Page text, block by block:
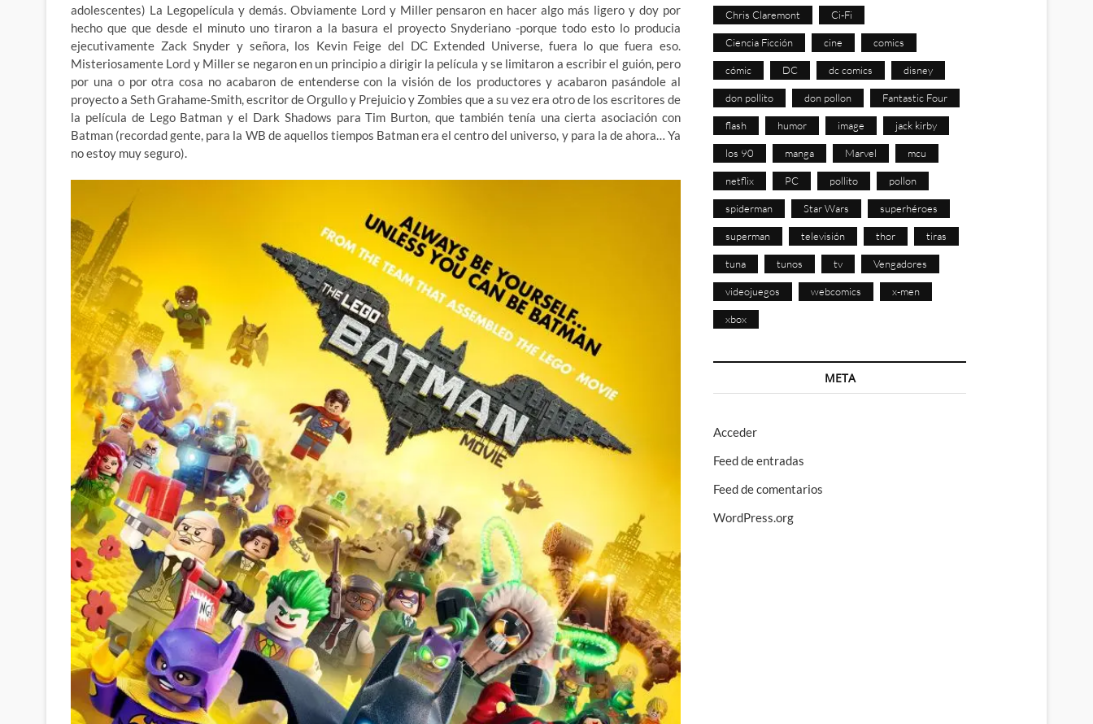
adolescentes) La Legopelícula y demás. Obviamente Lord y Miller pensaron en hacer algo más ligero y doy por
hecho que que desde el minuto uno tiraron a la basura el proyecto Snyderiano -porque todo esto lo producia
ejecutivamente Zack Snyder y señora, los Kevin Feige del DC Extended Universe, fuera lo que fuera eso.
Misteriosamente Lord y Miller se negaron en un principio a dirigir la película y se limitaron a escribir el guión, pero
por una o por otra cosa no acabaron de entenderse con la visión de los productores y acabaron pasándole al
proyecto a Seth Grahame-Smith, escritor de Orgullo y Prejuicio y Zombies que a su vez era otro de los escritores de
la película de Lego Batman y el Dark Shadows para Tim Burton, que también tenía una cierta asociación con
Batman (recordad gente, para la WB de aquellos tiempos Batman era el centro del universo, y para la de ahora… Ya
no estoy muy seguro).
Chris Claremont Ci-Fi
Ciencia Ficción cine comics
cómic DC dc comics disney
don pollito don pollon Fantastic Four
flash humor image jack kirby
los 90 manga Marvel mcu
netflix PC pollito pollon
spiderman Star Wars superhéroes
superman televisión thor tiras
tuna tunos tv Vengadores
videojuegos webcomics x-men
xbox
META
Acceder
Feed de entradas
Feed de comentarios
WordPress.org